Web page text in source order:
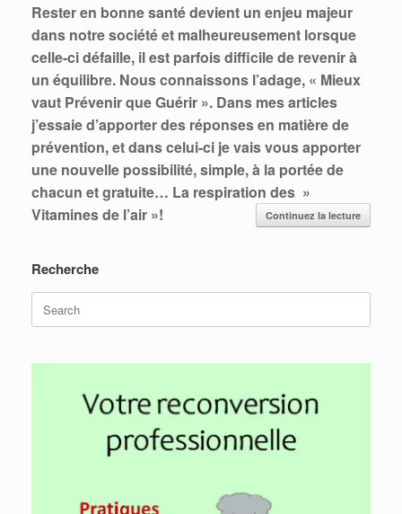
Rester en bonne santé devient un enjeu majeur
dans notre société et malheureusement lorsque
celle-ci défaille, il est parfois difficile de revenir à
un équilibre. Nous connaissons l’adage, « Mieux
vaut Prévenir que Guérir ». Dans mes articles
j’essaie d’apporter des réponses en matière de
prévention, et dans celui-ci je vais vous apporter
une nouvelle possibilité, simple, à la portée de
chacun et gratuite… La respiration des »
Vitamines de l’air »!
Continuez la lecture
Recherche
Search
for: